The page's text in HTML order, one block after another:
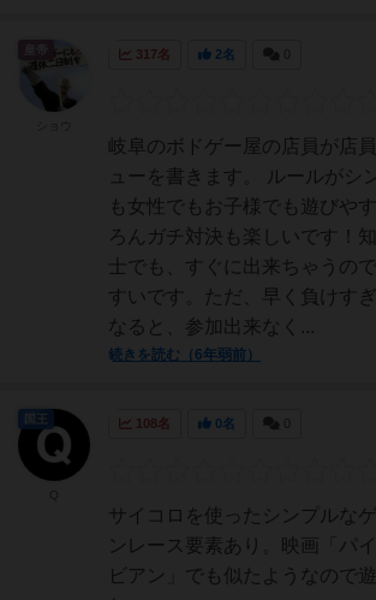
317名 2名
岐阜のボドゲー屋の店員が店
ューを書きます。 ルールがシ
も女性でもお子様でも遊びや
ろんガチ対決も楽しいです！
士でも、すぐに出来ちゃうの
すいです。ただ、早く負けす
なると、参加出来なく...
続きを読む（6年弱前）
皇帝
108名 0名
サイコロを使ったシンプルな
ンレース要素あり。映画「パ
ビアン」でも似たようなので
国王